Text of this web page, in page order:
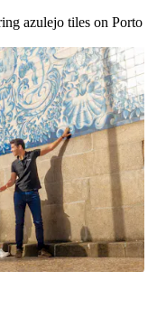
azulejo tiles on Porto